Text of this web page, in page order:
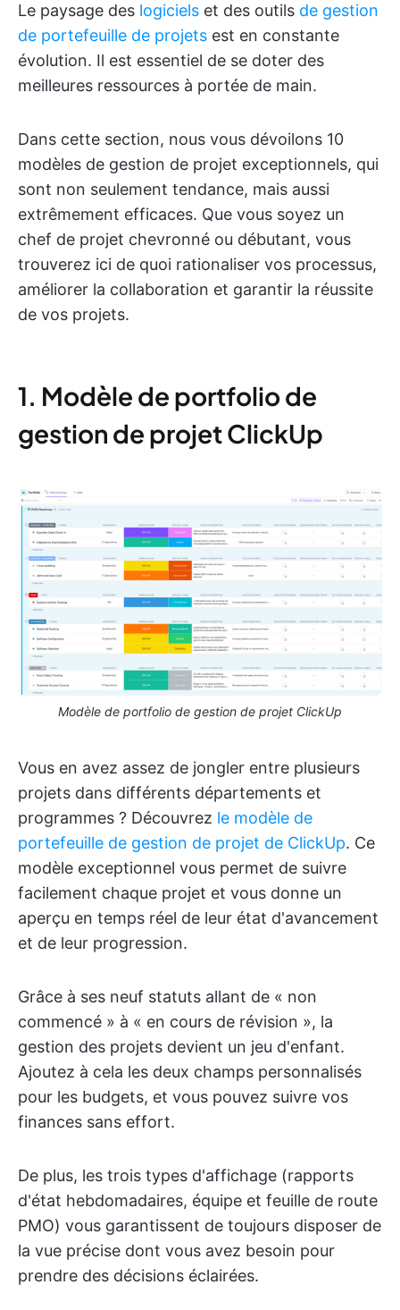
Le paysage des logiciels et des outils de gestion
de portefeuille de projets est en constante
évolution. Il est essentiel de se doter des
meilleures ressources à portée de main.
Dans cette section, nous vous dévoilons 10
modèles de gestion de projet exceptionnels, qui
sont non seulement tendance, mais aussi
extrêmement efficaces. Que vous soyez un
chef de projet chevronné ou débutant, vous
trouverez ici de quoi rationaliser vos processus,
améliorer la collaboration et garantir la réussite
de vos projets.
1. Modèle de portfolio de
gestion de projet ClickUp
Modèle de portfolio de gestion de projet ClickUp
Vous en avez assez de jongler entre plusieurs
projets dans différents départements et
programmes ? Découvrez le modèle de
portefeuille de gestion de projet de ClickUp. Ce
modèle exceptionnel vous permet de suivre
facilement chaque projet et vous donne un
aperçu en temps réel de leur état d'avancement
et de leur progression.
Grâce à ses neuf statuts allant de « non
commencé » à « en cours de révision », la
gestion des projets devient un jeu d'enfant.
Ajoutez à cela les deux champs personnalisés
pour les budgets, et vous pouvez suivre vos
finances sans effort.
De plus, les trois types d'affichage (rapports
d'état hebdomadaires, équipe et feuille de route
PMO) vous garantissent de toujours disposer de
la vue précise dont vous avez besoin pour
prendre des décisions éclairées.